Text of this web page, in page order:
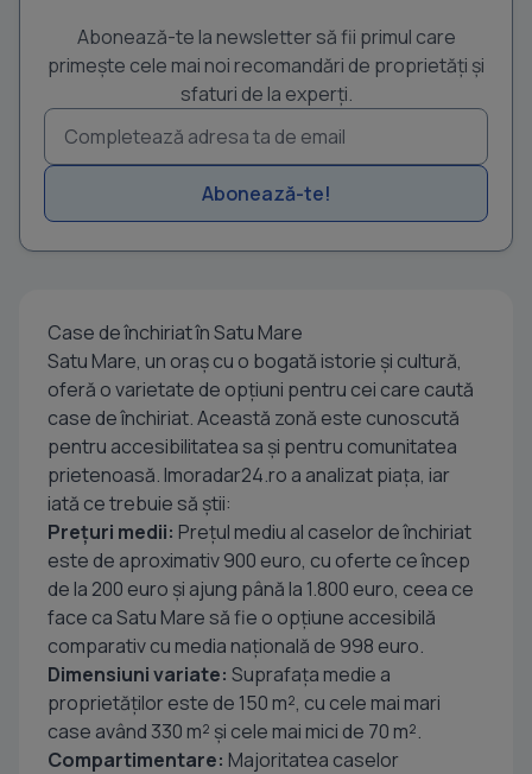
Abonează-te la newsletter să fii primul care
primește cele mai noi recomandări de proprietăți și
sfaturi de la experți.
Abonează-te!
Case de închiriat în Satu Mare
Satu Mare, un oraș cu o bogată istorie și cultură,
oferă o varietate de opțiuni pentru cei care caută
case de închiriat. Această zonă este cunoscută
pentru accesibilitatea sa și pentru comunitatea
prietenoasă. Imoradar24.ro a analizat piața, iar
iată ce trebuie să știi:
Prețuri medii: Prețul mediu al caselor de închiriat
este de aproximativ 900 euro, cu oferte ce încep
de la 200 euro și ajung până la 1.800 euro, ceea ce
face ca Satu Mare să fie o opțiune accesibilă
comparativ cu media națională de 998 euro.
Dimensiuni variate: Suprafața medie a
proprietăților este de 150 m², cu cele mai mari
case având 330 m² și cele mai mici de 70 m².
Compartimentare: Majoritatea caselor